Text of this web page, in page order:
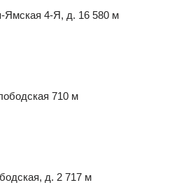
Ямская 4-Я, д. 16 580 м
710 м
д. 2 717 м